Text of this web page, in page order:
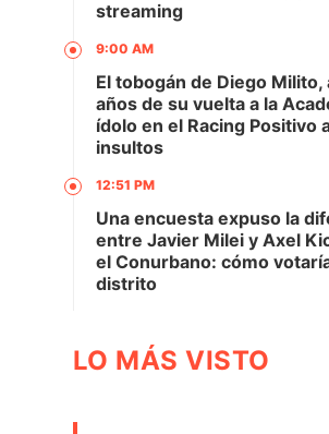
streaming
9:00 AM
El tobogán de Diego Milito,
años de su vuelta a la
ídolo en el Racing Positivo
insultos
12:51 PM
Una encuesta expuso la
entre Javier Milei y Axel
el Conurbano: cómo
distrito
LO MÁS VISTO